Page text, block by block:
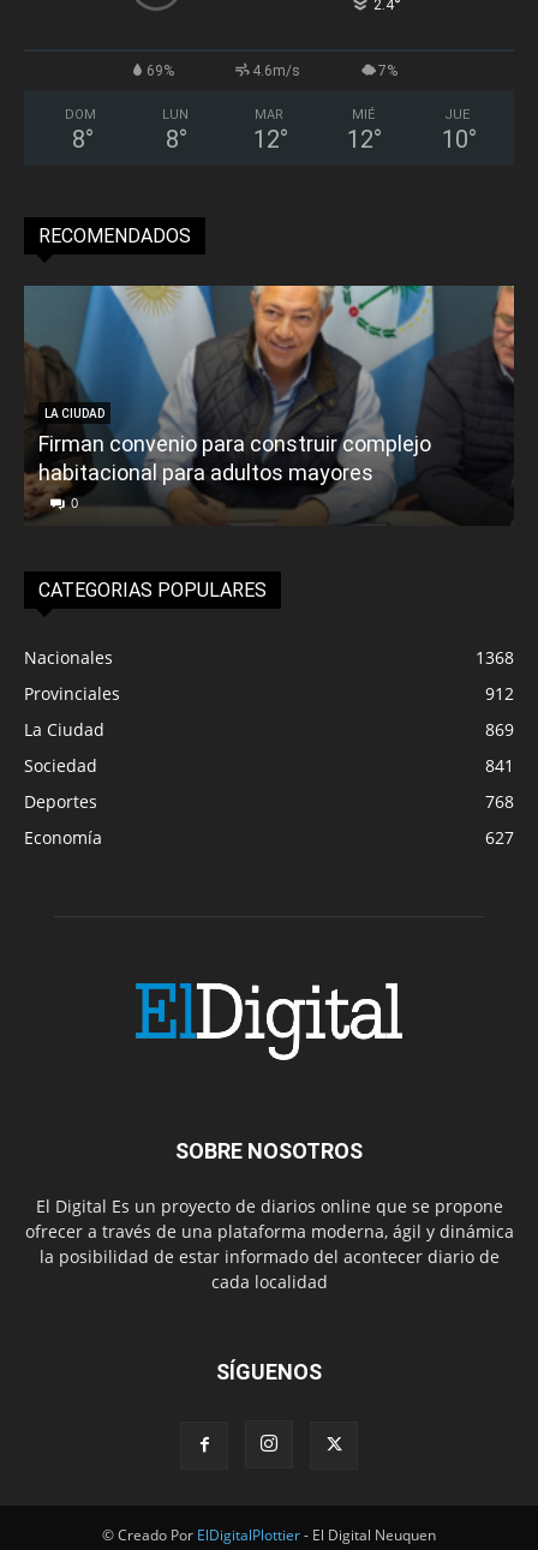
2.4°
69% 4.6m/s 7%
DOM
8°
LUN
8°
MAR
12°
MIÉ
12°
JUE
10°
RECOMENDADOS
LA CIUDAD
Firman convenio para construir complejo
habitacional para adultos mayores
0
CATEGORIAS POPULARES
Nacionales
1368
Provinciales
912
La Ciudad
869
Sociedad
841
Deportes
768
Economía
627
SOBRE NOSOTROS
El Digital Es un proyecto de diarios online que se propone
ofrecer a través de una plataforma moderna, ágil y dinámica
la posibilidad de estar informado del acontecer diario de
cada localidad
SÍGUENOS
© Creado Por ElDigitalPlottier- El Digital Neuquen